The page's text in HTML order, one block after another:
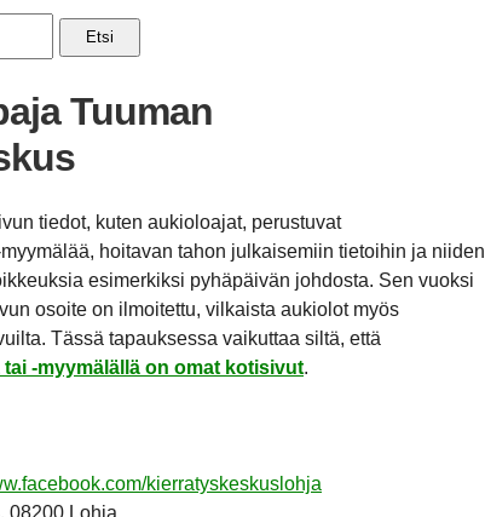
Etsi
Tuuman
tiedot, kuten aukioloajat, perustuvat
hoitavan tahon julkaisemiin tietoihin ja niiden
esimerkiksi pyhäpäivän johdosta. Sen vuoksi
osoite on ilmoitettu, vilkaista aukiolot myös
Tässä tapauksessa vaikuttaa siltä, että
-myymälällä on omat kotisivut.
kierratyskeskuslohja
08200 Lohja